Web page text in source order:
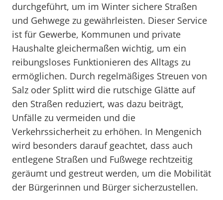
durchgeführt, um im Winter sichere Straßen
und Gehwege zu gewährleisten. Dieser Service
ist für Gewerbe, Kommunen und private
Haushalte gleichermaßen wichtig, um ein
reibungsloses Funktionieren des Alltags zu
ermöglichen. Durch regelmäßiges Streuen von
Salz oder Splitt wird die rutschige Glätte auf
den Straßen reduziert, was dazu beiträgt,
Unfälle zu vermeiden und die
Verkehrssicherheit zu erhöhen. In Mengenich
wird besonders darauf geachtet, dass auch
entlegene Straßen und Fußwege rechtzeitig
geräumt und gestreut werden, um die Mobilität
der Bürgerinnen und Bürger sicherzustellen.